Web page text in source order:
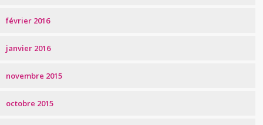
février 2016
janvier 2016
novembre 2015
octobre 2015